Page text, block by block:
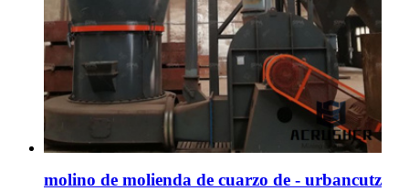
molino de molienda de cuarzo de - urbancutz